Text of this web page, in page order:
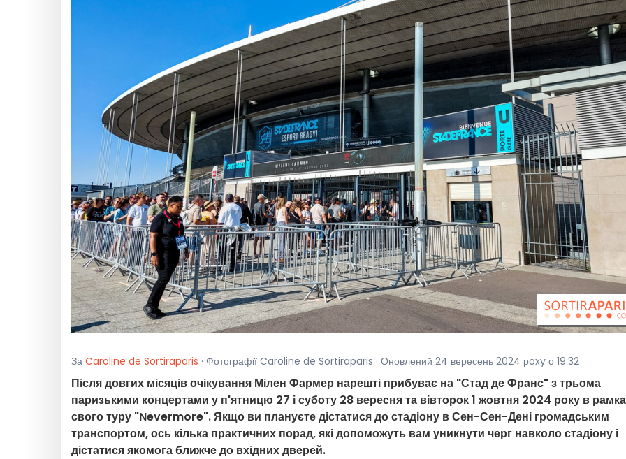
За Caroline de Sortiraparis · Фотографії Caroline de Sortiraparis · Оновлений 24 вересень 2024 рoxy о 19:32
Після довгих місяців очікування Мілен Фармер нарешті прибуває на "Стад де Франс" з трьома
паризькими концертами у п'ятницю 27 і суботу 28 вересня та вівторок 1 жовтня 2024 року в
свого туру "Nevermore". Якщо ви плануєте дістатися до стадіону в Сен-Сен-Дені громадським
транспортом, ось кілька практичних порад, які допоможуть вам уникнути черг навколо стадіону і
дістатися якомога ближче до вхідних дверей.